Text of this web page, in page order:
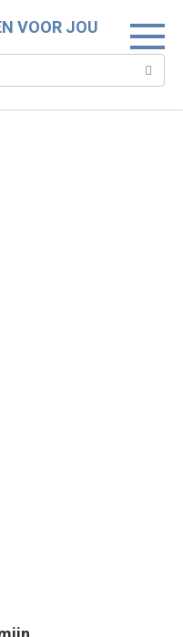
VOOR JOU